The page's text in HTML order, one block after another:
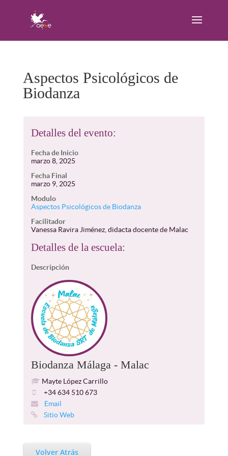
Aspectos Psicológicos de
Biodanza
Detalles del evento:
Fecha de Inicio
marzo 8, 2025
Fecha Final
marzo 9, 2025
Modulo
Aspectos Psicológicos de Biodanza
Facilitador
Vanessa Ravira Jiménez, didacta docente de Malac
Detalles de la escuela:
Descripción
Biodanza Málaga - Malac
Mayte López Carrillo
+34 634 510 673
Email
Sitio Web
Volver Atrás